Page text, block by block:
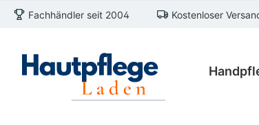
Hauptinhalt springen
Zur Suche springen
Zur Hauptnavigation springen
Fachhändler seit 2004 Kostenloser